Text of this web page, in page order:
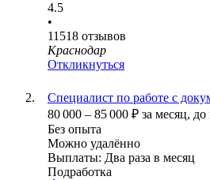
4.5
•
11518 отзывов
Краснодар
Откликнуться
Специалист по работе с
80 000 – 85 000 ₽ за месяц, до
Без опыта
Можно удалённо
Выплаты: Два раза в месяц
Подработка